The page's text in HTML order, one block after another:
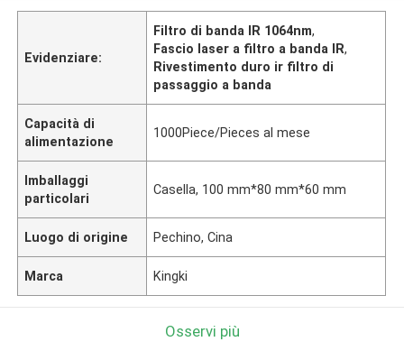
Evidenziare:
Filtro di banda IR 1064nm,
Fascio laser a filtro a banda IR,
Rivestimento duro ir filtro di
passaggio a banda
Capacità di
alimentazione
1000Piece/Pieces al mese
Imballaggi
particolari
Casella, 100 mm*80 mm*60 mm
Luogo di origine Pechino, Cina
Marca Kingki
Osservi più